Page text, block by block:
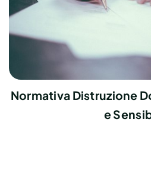
Normativa Distruzione
e